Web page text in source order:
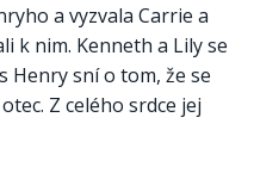
a vyzvala Carrie a
k nim. Kenneth a Lily se
Henry sní o tom, že se
Z celého srdce jej